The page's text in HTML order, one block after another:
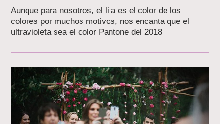
Aunque para nosotros, el lila es el color de los
colores por muchos motivos, nos encanta que el
ultravioleta sea el color Pantone del 2018